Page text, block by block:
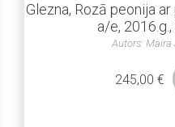
Glezna, Rozā peonija
a/e,
Autors: Maira
245,00€